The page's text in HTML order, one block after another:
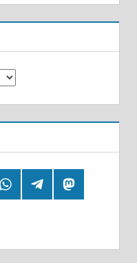
WhatsappTelegramMastodon